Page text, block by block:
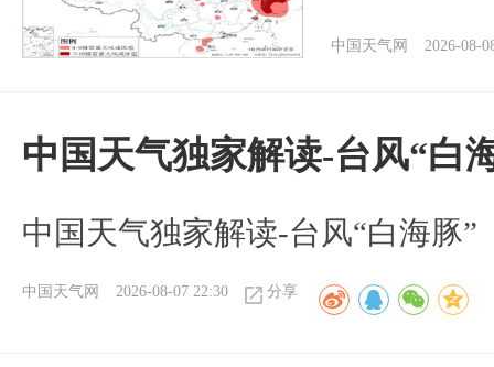
中国天气网 2026-08-
中国天气独家解读-台风“白
中国天气独家解读-台风“白海豚”
中国天气网 2026-08-07 22:30 分享